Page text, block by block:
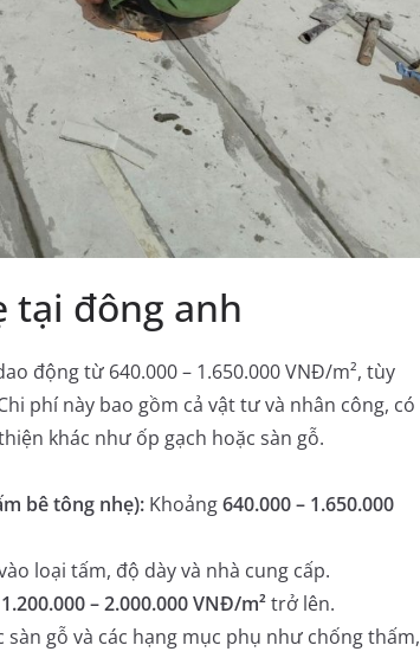
tại đông anh
động từ 640.000 – 1.650.000 VNĐ/m², tùy
phí này bao gồm cả vật tư và nhân công, có
khác như ốp gạch hoặc sàn gỗ.
bê tông nhẹ): Khoảng640.000 – 1.650.000
loại tấm, độ dày và nhà cung cấp.
1.200.000 – 2.000.000 VNĐ/m²trở lên.
gỗ và các hạng mục phụ như chống thấm,